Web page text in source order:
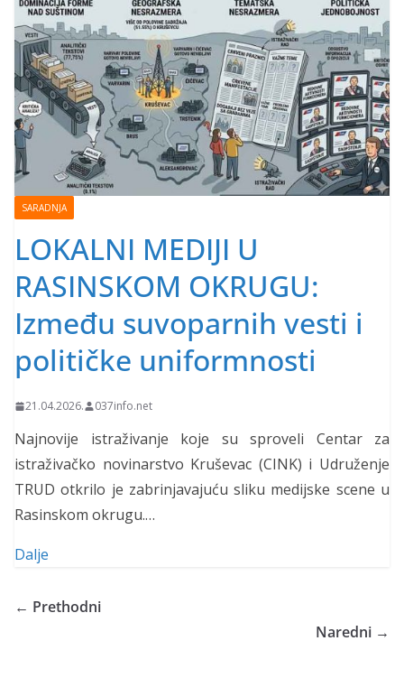
SARADNJA
LOKALNI MEDIJI U
RASINSKOM OKRUGU:
Između suvoparnih vesti i
političke uniformnosti
21.04.2026. 037info.net
Najnovije istraživanje koje su sproveli Centar za
istraživačko novinarstvo Kruševac (CINK) i Udruženje
TRUD otkrilo je zabrinjavajuću sliku medijske scene u
Rasinskom okrugu.…
Dalje
← Prethodni
Naredni →